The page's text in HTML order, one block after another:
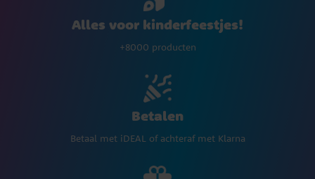
Alles voor kinderfeestjes!
+8000 producten
Betalen
Betaal met iDEAL of achteraf met Klarna